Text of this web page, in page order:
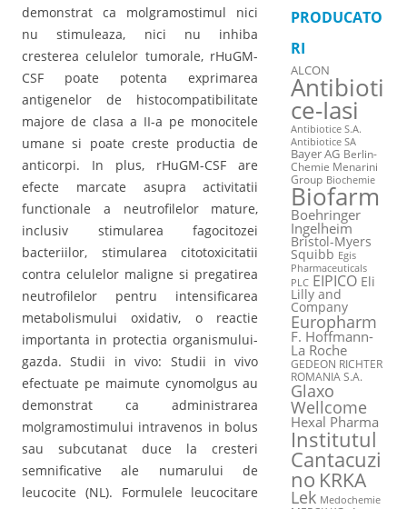
demonstrat ca molgramostimul nici
nu stimuleaza, nici nu inhiba
cresterea celulelor tumorale, rHuGM-
CSF poate potenta exprimarea
antigenelor de histocompatibilitate
majore de clasa a II-a pe monocitele
umane si poate creste productia de
anticorpi. In plus, rHuGM-CSF are
efecte marcate asupra activitatii
functionale a neutrofilelor mature,
inclusiv stimularea fagocitozei
bacteriilor, stimularea citotoxicitatii
contra celulelor maligne si pregatirea
neutrofilelor pentru intensificarea
metabolismului oxidativ, o reactie
importanta in protectia organismului-
gazda. Studii in vivo: Studii in vivo
efectuate pe maimute cynomolgus au
demonstrat ca administrarea
molgramostimului intravenos in bolus
sau subcutanat duce la cresteri
semnificative ale numarului de
leucocite (NL). Formulele leucocitare
PRODUCATO
RI
ALCON
Antibioti
ce-Iasi
Antibiotice S.A.
Antibiotice SA
Bayer AG Berlin-
Chemie Menarini
Group Biochemie
Biofarm
Boehringer
Ingelheim
Bristol-Myers
Squibb Egis
Pharmaceuticals
PLC EIPICO Eli
Lilly and
Company
Europharm
F. Hoffmann-
La Roche
GEDEON RICHTER
ROMANIA S.A.
Glaxo
Wellcome
Hexal Pharma
Institutul
Cantacuzi
no KRKA
Lek Medochemie